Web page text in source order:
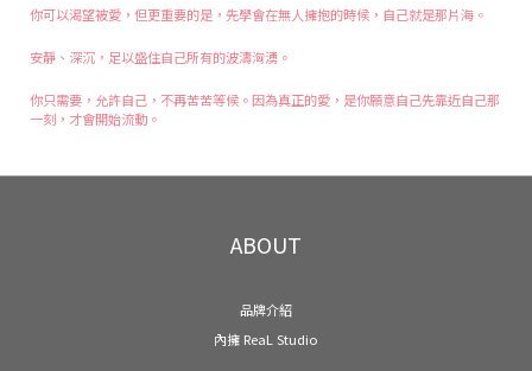
你可以渴望被愛，但更重要的是，先學會在無人擁抱的時候，自己就是那片海。
安靜、深沉，足以盛住自己所有的波濤洶湧。
你只需要，允許自己，不再苦苦等候。因為真正的愛，是你願意自己先靠近自己那
一刻，才會開始流動。
ABOUT
品牌介紹
內擁 ReaL Studio